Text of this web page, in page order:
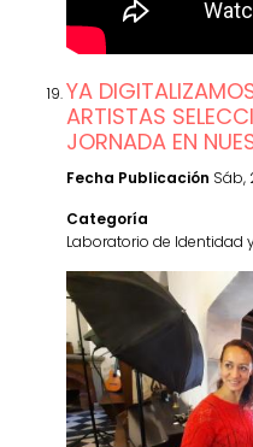
YA
ARTISTAS
JORNADA EN
Fecha Publicación Sáb,
Categoría
Laboratorio de Identidad